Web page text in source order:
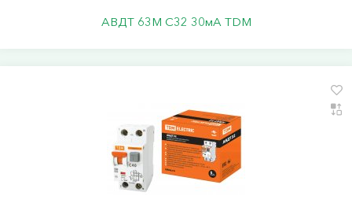
АВДТ 63М C32 30мА TDM